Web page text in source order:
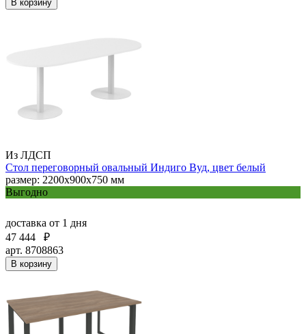
В корзину
Из ЛДСП
Стол переговорный овальный Индиго Вуд, цвет белый
размер: 2200х900х750 мм
Выгодно
доставка от 1 дня
47 444
₽
арт. 8708863
В корзину